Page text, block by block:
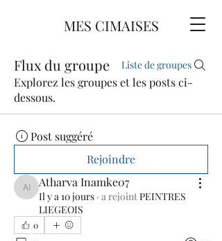
MES CIMAISES
Flux du groupe Liste de groupes
Explorez les groupes et les posts ci-
dessous.
Post suggéré
Rejoindre
Atharva Inamke07
Atharva Inamke07
Il y a 10 jours · a rejointPEINTRES
LIEGEOIS
0